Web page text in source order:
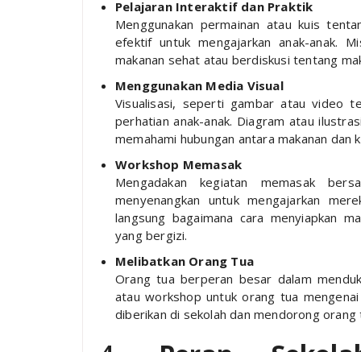
Pelajaran Interaktif dan Praktik
Menggunakan permainan atau kuis
efektif untuk mengajarkan anak-anak.
makanan sehat atau berdiskusi tentang
Menggunakan Media Visual
Visualisasi, seperti gambar atau video
perhatian anak-anak. Diagram atau
memahami hubungan antara makanan dan
Workshop Memasak
Mengadakan kegiatan memasak
menyenangkan untuk mengajarkan
langsung bagaimana cara menyiapkan
yang bergizi.
Melibatkan Orang Tua
Orang tua berperan besar dalam
atau workshop untuk orang tua
diberikan di sekolah dan mendorong